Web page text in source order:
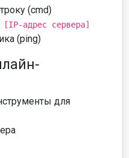
(cmd)
адрес сервера]
(ping)
для